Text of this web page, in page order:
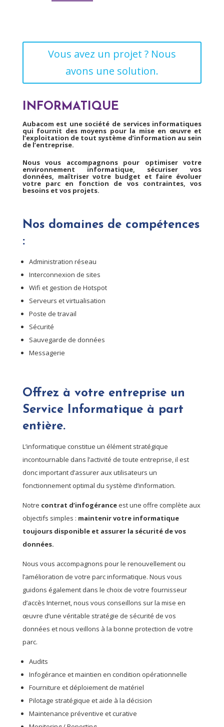
Vous avez un projet ? Nous
avons une solution.
INFORMATIQUE
Aubacom est une société de services informatiques
qui fournit des moyens pour la mise en œuvre et
l’exploitation de tout système d’information au sein
de l’entreprise.
Nous vous accompagnons pour optimiser votre
environnement informatique, sécuriser vos
données, maîtriser votre budget et faire évoluer
votre parc en fonction de vos contraintes, vos
besoins et vos projets.
Nos domaines de compétences
:
Administration réseau
Interconnexion de sites
Wifi et gestion de Hotspot
Serveurs et virtualisation
Poste de travail
Sécurité
Sauvegarde de données
Messagerie
Offrez à votre entreprise un
Service Informatique à part
entière.
L’informatique constitue un élément stratégique
incontournable dans l’activité de toute entreprise, il est
donc important d’assurer aux utilisateurs un
fonctionnement optimal du système d’information.
Notre contrat d’infogéranceest une offre complète aux
objectifs simples : maintenir votre informatique
toujours disponible et assurer la sécurité de vos
données.
Nous vous accompagnons pour le renouvellement ou
l’amélioration de votre parc informatique. Nous vous
guidons également dans le choix de votre fournisseur
d’accès Internet, nous vous conseillons sur la mise en
œuvre d’une véritable stratégie de sécurité de vos
données et nous veillons à la bonne protection de votre
parc.
Audits
Infogérance et maintien en condition opérationnelle
Fourniture et déploiement de matériel
Pilotage stratégique et aide à la décision
Maintenance préventive et curative